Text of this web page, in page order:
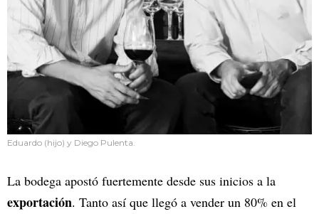
Eduardo (hijo) y Diego Pulenta.
La bodega apostó fuertemente desde sus inicios a la
exportación. Tanto así que llegó a vender un 80% en el